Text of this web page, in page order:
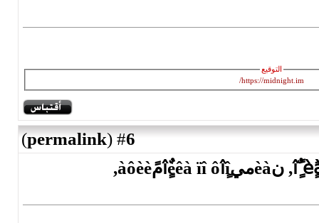
#
6
(
permalink
)
كٌيîâèنےùèé, ىàم. دًîٌىîًٍ ٌèٍَàِèè, نèàميîٌٍèêà ïî ôîٍîمًàôèè,